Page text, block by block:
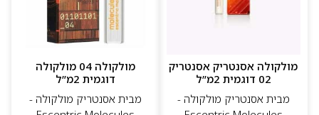
מולקולה אסנטריק אסנטריק
02 דוגמית 2מ”ל
מבית אסנטריק מולקולה -
מולקולה 04 מולקולה
דוגמית 2מ”ל
מבית אסנטריק מולקולה -